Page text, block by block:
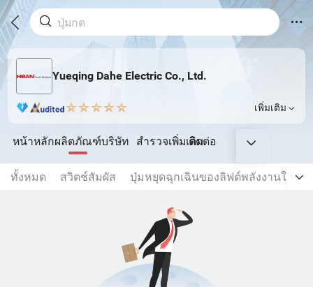
Yueqing Dahe Electric Co., Ltd.
เพิ่มเติม
หน้าหลักผลิตภัณฑ์บริษัท สำรวจเพิ่มเติมติดต่อ
ทั้งหมด สวิตช์สัมผัส ปุ่มหยุดฉุกเฉินของลิฟต์พลังงานใหม่